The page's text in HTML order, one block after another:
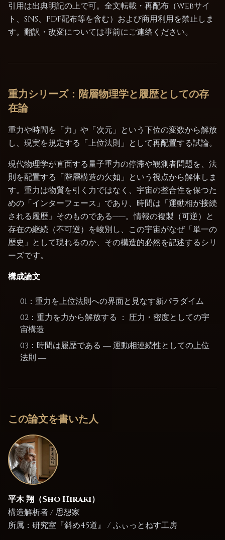
引用は出典明記の上で可。全文転載・再配布（Webサイ
ト、SNS、PDF配布等を含む）および商用利用を禁止しま
す。翻訳・改変については事前にご連絡ください。
重力シリーズ：階層物理学と履歴としての存
在論
重力や時間を「力」や「次元」という下位の変数から解放
し、現実を規定する「上位法則」として再配置する試論。
現代物理学が直面する量子重力の停滞や観測者問題を、法
則を配置する「階層構造の欠如」という視点から解体しま
す。重力は物質を引く力ではなく、宇宙の整合性を保つた
めの「インターフェース」であり、時間は「運動相が接続
される履歴」そのものである——。情報の複製（可逆）と
存在の継続（不可逆）を峻別し、この宇宙がなぜ「単一の
歴史」として現れるのか、その構造的必然を記述するシリ
ーズです。
構成論文
01：重力を上位法則への界面と見なす新パラダイム
02：重力を力から解放する ： 圧力・密度としての宇
宙構造
03：時間は履歴である ― 運動相連続性としての上位
法則 ―
この論文を書いた人
平木 翔（Sho Hiraki）
構造解析者 / 思想家
所属： 研究室『斜め45道』 / ふぃっとねす工房